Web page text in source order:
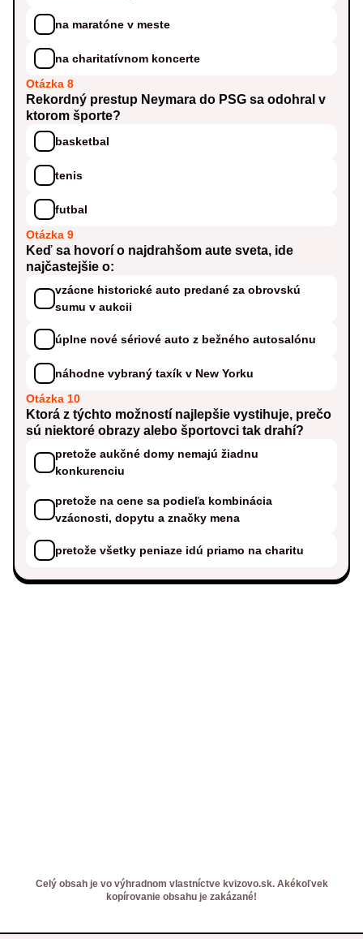
na maratóne v meste
na charitatívnom koncerte
Otázka 8
Rekordný prestup Neymara do PSG sa odohral v
ktorom športe?
basketbal
tenis
futbal
Otázka 9
Keď sa hovorí o najdrahšom aute sveta, ide
najčastejšie o:
vzácne historické auto predané za obrovskú
sumu v aukcii
úplne nové sériové auto z bežného autosalónu
náhodne vybraný taxík v New Yorku
Otázka 10
Ktorá z týchto možností najlepšie vystihuje, prečo
sú niektoré obrazy alebo športovci tak drahí?
pretože aukčné domy nemajú žiadnu
konkurenciu
pretože na cene sa podieľa kombinácia
vzácnosti, dopytu a značky mena
pretože všetky peniaze idú priamo na charitu
Celý obsah je vo výhradnom vlastníctve kvizovo.sk. Akékoľvek
kopírovanie obsahu je zakázané!